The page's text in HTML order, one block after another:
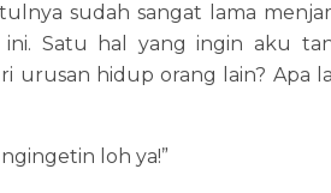
sudah sangat lama
ini. Satu hal yang ingin aku
urusan hidup orang lain? Apa
loh ya!”